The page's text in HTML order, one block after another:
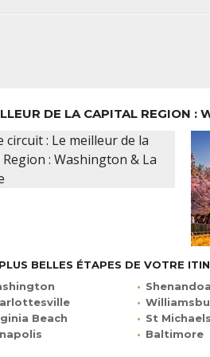
DE LA CAPITAL REGION :
BELLES ÉTAPES DE VOTRE
Beach
St Michaels
Baltimore